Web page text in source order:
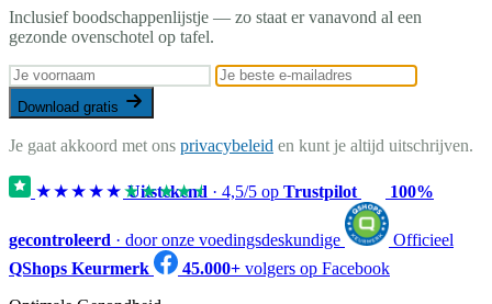
Inclusief boodschappenlijstje — zo staat er vanavond al een
gezonde ovenschotel op tafel.
Download gratis
Je gaat akkoord met ons privacybeleid en kunt je altijd uitschrijven.
★★★★★★★★★★
Uitstekend · 4,5/5 op Trustpilot 100%
gecontroleerd · door onze voedingsdeskundige
Officieel
QShops Keurmerk
45.000+ volgers op Facebook